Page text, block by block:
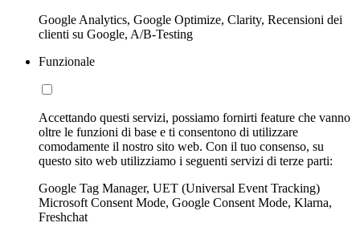
Google Analytics, Google Optimize, Clarity, Recensioni dei
clienti su Google, A/B-Testing
Funzionale
Accettando questi servizi, possiamo fornirti feature che vanno
oltre le funzioni di base e ti consentono di utilizzare
comodamente il nostro sito web. Con il tuo consenso, su
questo sito web utilizziamo i seguenti servizi di terze parti:
Google Tag Manager, UET (Universal Event Tracking)
Microsoft Consent Mode, Google Consent Mode, Klarna,
Freshchat